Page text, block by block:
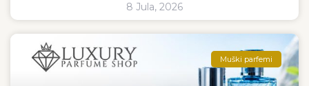
8 Jula, 2026
Muški parfemi